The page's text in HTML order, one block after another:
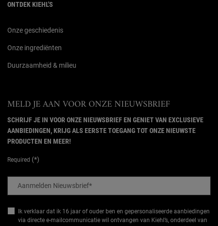
ONTDEK KIEHL'S
Onze geschiedenis
Onze ingrediënten
Duurzaamheid & milieu
MELD JE AAN VOOR ONZE NIEUWSBRIEF
SCHRIJF JE IN VOOR ONZE NIEUWSBRIEF EN GENIET VAN EXCLUSIEVE
AANBIEDINGEN, KRIJG ALS EERSTE TOEGANG TOT ONZE NIEUWSTE
PRODUCTEN EN MEER!
Required (*)
Aanmelden Nieuwsbrief*
Ik verklaar dat ik 16 jaar of ouder ben en gepersonaliseerde aanbiedingen
via directe e-mailcommunicatie wil ontvangen van Kiehl’s, onderdeel van